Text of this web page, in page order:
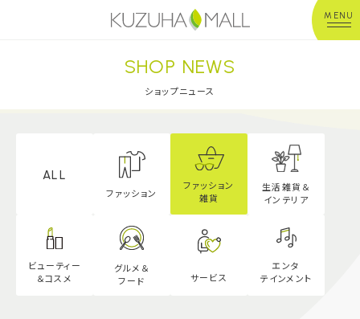
MENU
年中無休平 日：10:00~20:00
※店舗により異なる
グルメ＆フード
ショップニュース
イベント
SHOP NEWS
ショップニュース
ALL
ファッション
ファッション
雑貨
生活雑貨＆
インテリア
ビューティー
＆コスメ
グルメ＆
フード
サービス
エンタ
テインメント